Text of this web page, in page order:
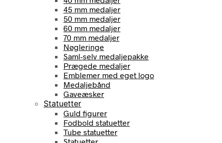
45 mm medaljer
50 mm medaljer
60 mm medaljer
70 mm medaljer
Nøgleringe
Saml-selv medaljepakke
Prægede medaljer
Emblemer med eget logo
Medaljebånd
Gaveæsker
Statuetter
Guld figurer
Fodbold statuetter
Tube statuetter